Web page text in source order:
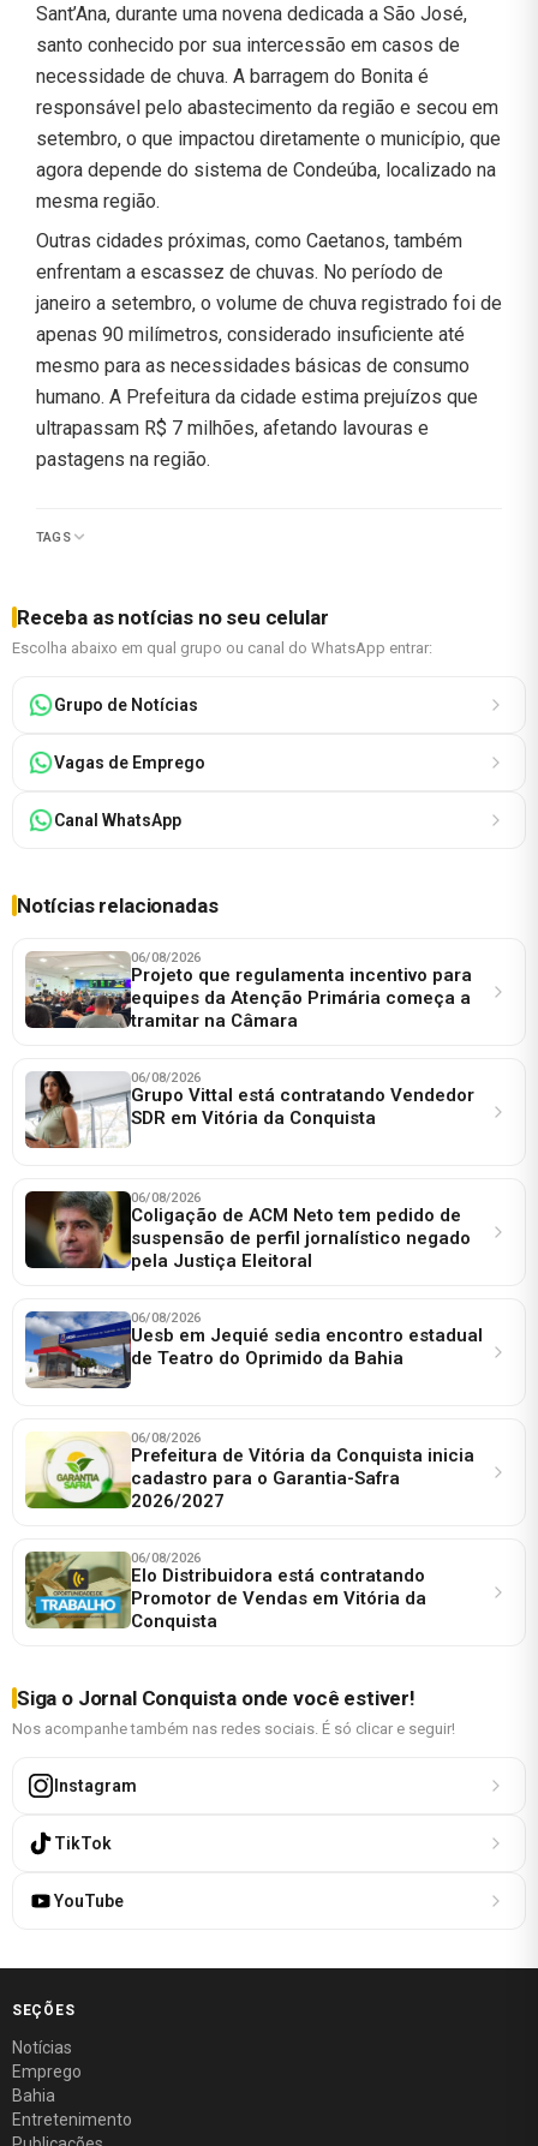
Sant’Ana, durante uma novena dedicada a São José,
santo conhecido por sua intercessão em casos de
necessidade de chuva. A barragem do Bonita é
responsável pelo abastecimento da região e secou em
setembro, o que impactou diretamente o município, que
agora depende do sistema de Condeúba, localizado na
mesma região.
Outras cidades próximas, como Caetanos, também
enfrentam a escassez de chuvas. No período de
janeiro a setembro, o volume de chuva registrado foi de
apenas 90 milímetros, considerado insuficiente até
mesmo para as necessidades básicas de consumo
humano. A Prefeitura da cidade estima prejuízos que
ultrapassam R$ 7 milhões, afetando lavouras e
pastagens na região.
TAGS
Receba as notícias no seu celular
Escolha abaixo em qual grupo ou canal do WhatsApp entrar:
Grupo de Notícias
Vagas de Emprego
Canal WhatsApp
Notícias relacionadas
06/08/2026
Projeto que regulamenta incentivo para
equipes da Atenção Primária começa a
tramitar na Câmara
06/08/2026
Grupo Vittal está contratando Vendedor
SDR em Vitória da Conquista
06/08/2026
Coligação de ACM Neto tem pedido de
suspensão de perfil jornalístico negado
pela Justiça Eleitoral
06/08/2026
Uesb em Jequié sedia encontro estadual
de Teatro do Oprimido da Bahia
06/08/2026
Prefeitura de Vitória da Conquista inicia
cadastro para o Garantia-Safra
2026/2027
06/08/2026
Elo Distribuidora está contratando
Promotor de Vendas em Vitória da
Conquista
Siga o Jornal Conquista onde você estiver!
Nos acompanhe também nas redes sociais. É só clicar e seguir!
Instagram
TikTok
YouTube
SEÇÕES
Notícias
Emprego
Bahia
Entretenimento